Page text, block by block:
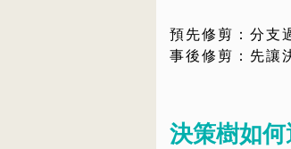
預先修剪：分支
事後修剪：先讓
決策樹如